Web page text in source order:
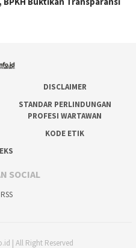
DISCLAIMER
STANDAR PERLINDUNGAN
PROFESI WARTAWAN
KODE ETIK
SOCIAL
RSS
| All Right Reserved